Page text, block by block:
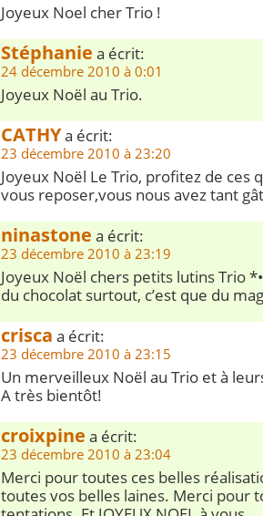
Joyeux Noel cher Trio !
Stéphanie a écrit:
24 décembre 2010 à 0:01
Joyeux Noël au Trio.
CATHYa écrit:
23 décembre 2010 à 23:20
Joyeux Noël Le Trio, profitez de ces
vous reposer,vous nous avez tant
ninastone a écrit:
23 décembre 2010 à 23:19
Joyeux Noël chers petits lutins Trio
du chocolat surtout, c’est que du
crisca a écrit:
23 décembre 2010 à 23:15
Un merveilleux Noël au Trio et à
A très bientôt!
croixpine a écrit:
23 décembre 2010 à 23:04
Merci pour toutes ces belles
toutes vos belles laines. Merci pour